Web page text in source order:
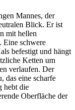
Mannes, der
Blick. Er ist
mit hellen
Eine schwere
befestigt und hängt
Ketten um
verlaufen. Der
das eine scharfe
hebt die
Oberfläche der